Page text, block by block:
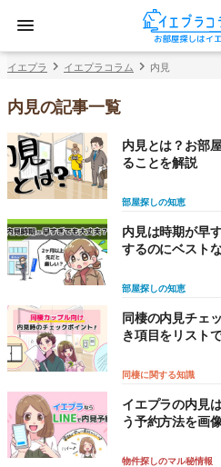
イエプラ イエプラコラム 内見
内見の記事一覧
部屋探しの知恵
内見とは？お部
ることを解説
部屋探しの知恵
内見は時期が早
するのにベスト
同棲に関する知識
同棲の内見チェ
き項目をリスト
物件探しのマル秘情報
イエプラの内見
う予約方法を画